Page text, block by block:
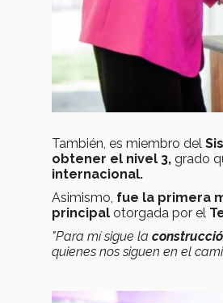
También, es miembro del
obtener el nivel 3, grado
internacional.
Asimismo, fue la primera
principal otorgada por el
"Para mí sigue la
quienes nos siguen en el